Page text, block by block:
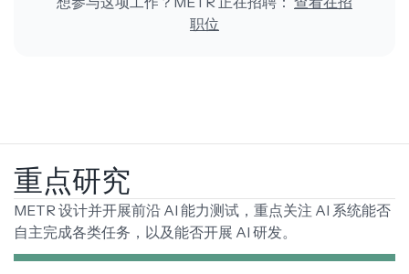
职位
重点研究
METR 设计并开展前沿 AI 能力测试，重点关注 AI 系统能否
自主完成各类任务，以及能否开展 AI 研发。